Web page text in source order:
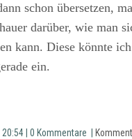
schon übersetzen,
darüber, wie man
kann. Diese könnte
ein.
20:54 | 0 Kommentare |